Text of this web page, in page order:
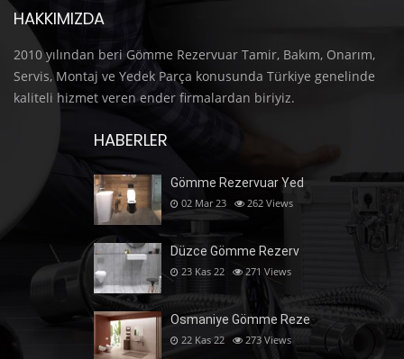
HAKKIMIZDA
2010 yılından beri Gömme Rezervuar Tamir, Bakım, Onarım,
Servis, Montaj ve Yedek Parça konusunda Türkiye genelinde
kaliteli hizmet veren ender firmalardan biriyiz.
HABERLER
Gömme Rezervuar Yed
02 Mar 23 262 Views
Düzce Gömme Rezerv
23 Kas 22 271 Views
Osmaniye Gömme Reze
22 Kas 22 273 Views